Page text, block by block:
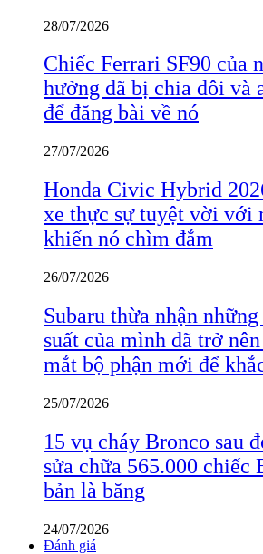
28/07/2026
Chiếc Ferrari SF90 của
hưởng đã bị chia đôi và
để đăng bài về nó
27/07/2026
Honda Civic Hybrid
xe thực sự tuyệt vời với
khiến nó chìm đắm
26/07/2026
Subaru thừa nhận
suất của mình đã trở
mắt bộ phận mới để
25/07/2026
15 vụ cháy Bronco sau
sửa chữa 565.000 chiếc
bản là băng
24/07/2026
Đánh giá